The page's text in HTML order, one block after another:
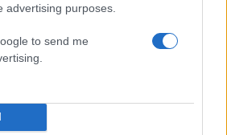
advertising purposes.
to send me
Περισσότερα
7